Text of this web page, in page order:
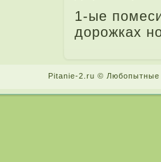
1-ые
дорожках
Pitanie-2.ru ©